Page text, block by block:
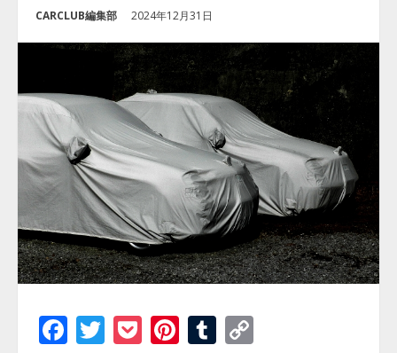
CARCLUB編集部 2024年12月31日
Facebook
Twitter
Pocket
Pinterest
Tumblr